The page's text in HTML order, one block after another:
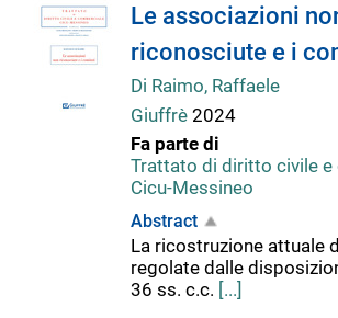
Dettaglio
documento
Le associazioni
riconosciute e i
Di Raimo, Raffaele
Giuffrè 2024
Fa parte di
Trattato di diritto civile
Cicu-Messineo
Abstract
La ricostruzione attuale
regolate dalle
36 ss. c.c. [...]